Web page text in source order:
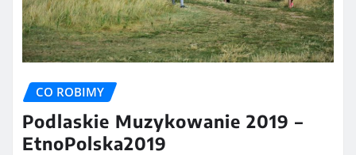
CO ROBIMY
Podlaskie Muzykowanie 2019 –
EtnoPolska2019